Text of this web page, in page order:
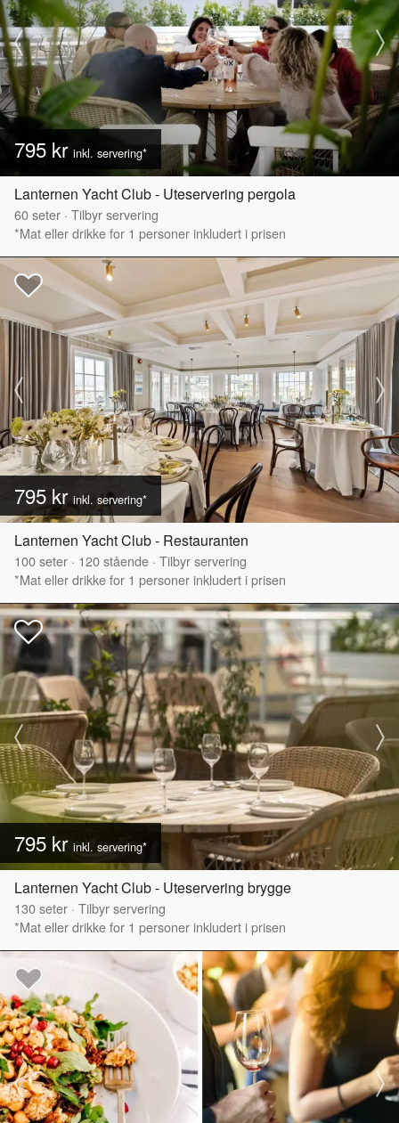
795 kr inkl. servering*
Lanternen Yacht Club - Uteservering pergola
60seter · Tilbyr servering
*Mat eller drikke for 1 personer inkludert i prisen
795 kr inkl. servering*
Lanternen Yacht Club - Restauranten
100seter · 120stående · Tilbyr servering
*Mat eller drikke for 1 personer inkludert i prisen
795 kr inkl. servering*
Lanternen Yacht Club - Uteservering brygge
130seter · Tilbyr servering
*Mat eller drikke for 1 personer inkludert i prisen